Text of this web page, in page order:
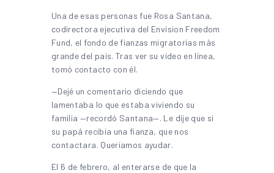
Una de esas personas fue Rosa Santana,
codirectora ejecutiva del Envision Freedom
Fund, el fondo de fianzas migratorias más
grande del país. Tras ver su video en línea,
tomó contacto con él.
—Dejé un comentario diciendo que
lamentaba lo que estaba viviendo su
familia —recordó Santana—. Le dije que si
su papá recibía una fianza, que nos
contactara. Queríamos ayudar.
El 6 de febrero, al enterarse de que la